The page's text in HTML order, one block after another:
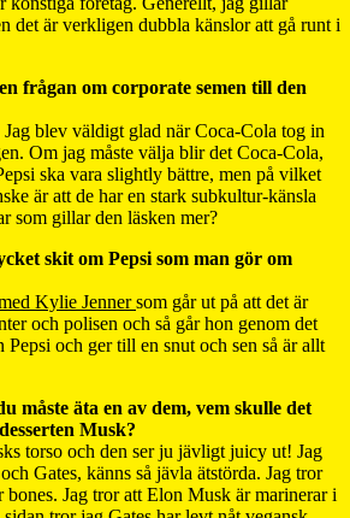
det är verkligen dubbla känslor att gå runt i
frågan om corporate semen till den
blev väldigt glad när Coca-Cola tog in
Om jag måste välja blir det Coca-Cola,
ska vara slightly bättre, men på vilket
är att de har en stark subkultur-känsla
som gillar den läsken mer?
skit om Pepsi som man gör om
Kylie Jennersom går ut på att det är
och polisen och så går hon genom det
och ger till en snut och sen så är allt
måste äta en av dem, vem skulle det
Musk?
torso och den ser ju jävligt juicy ut! Jag
Gates, känns så jävla ätstörda. Jag tror
bones. Jag tror att Elon Musk är marinerar i